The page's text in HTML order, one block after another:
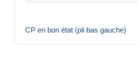
CP en bon état (pli bas gauche)